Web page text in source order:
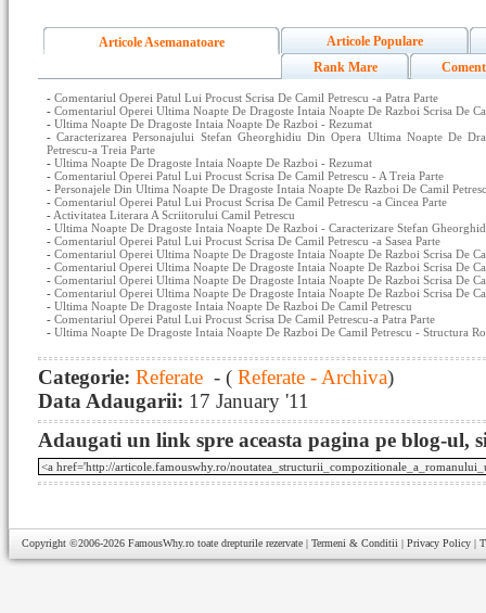
Articole Asemanatoare
Articole Populare
Rank Mare
- Comentariul Operei Patul Lui Procust Scrisa De Camil Petrescu -a Patra Parte
- Comentariul Operei Ultima Noapte De Dragoste Intaia Noapte De Razboi Scrisa De
- Ultima Noapte De Dragoste Intaia Noapte De Razboi - Rezumat
-Caracterizarea Personajului Stefan Gheorghidiu Din Opera Ultima Noapte De
Petrescu-a Treia Parte
- Ultima Noapte De Dragoste Intaia Noapte De Razboi - Rezumat
- Comentariul Operei Patul Lui Procust Scrisa De Camil Petrescu - A Treia Parte
- Personajele Din Ultima Noapte De Dragoste Intaia Noapte De Razboi De Camil
- Comentariul Operei Patul Lui Procust Scrisa De Camil Petrescu -a Cincea Parte
- Activitatea Literara A Scriitorului Camil Petrescu
- Ultima Noapte De Dragoste Intaia Noapte De Razboi - Caracterizare Stefan
- Comentariul Operei Patul Lui Procust Scrisa De Camil Petrescu -a Sasea Parte
- Comentariul Operei Ultima Noapte De Dragoste Intaia Noapte De Razboi Scrisa De
- Comentariul Operei Ultima Noapte De Dragoste Intaia Noapte De Razboi Scrisa De
- Comentariul Operei Ultima Noapte De Dragoste Intaia Noapte De Razboi Scrisa De
- Comentariul Operei Ultima Noapte De Dragoste Intaia Noapte De Razboi Scrisa De
- Ultima Noapte De Dragoste Intaia Noapte De Razboi De Camil Petrescu
- Comentariul Operei Patul Lui Procust Scrisa De Camil Petrescu-a Patra Parte
- Ultima Noapte De Dragoste Intaia Noapte De Razboi De Camil Petrescu - Structura
Categorie: Referate - ( Referate - Archiva)
Data Adaugarii: 17 January '11
Adaugati un link spre aceasta pagina pe blog-ul,
Copyright ©2006-2026 FamousWhy.ro toate drepturile rezervate | Termeni & Conditii | Privacy Policy |